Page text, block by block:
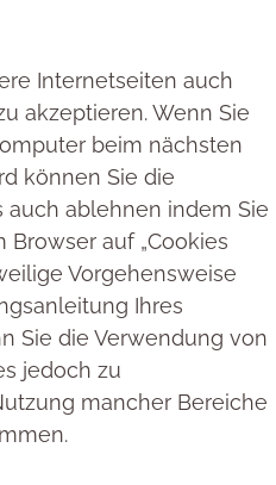
Internetseiten auch
akzeptieren. Wenn Sie
beim nächsten
können Sie die
ablehnen indem Sie
auf „Cookies
Vorgehensweise
Ihres
Sie die Verwendung von
jedoch zu
mancher Bereiche